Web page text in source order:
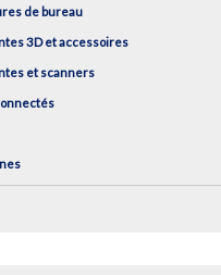
de bureau
3D et accessoires
et scanners